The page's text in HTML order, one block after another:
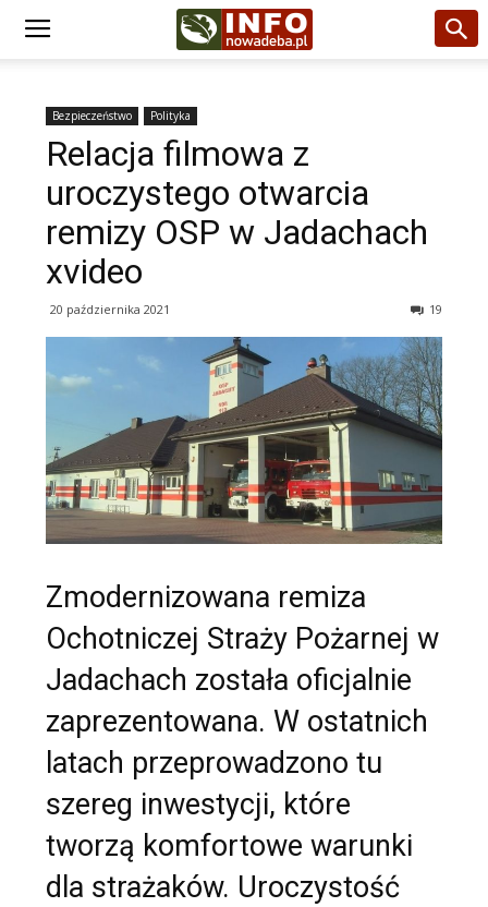
Bezpieczeństwo Polityka
Relacja filmowa z
uroczystego otwarcia
remizy OSP w Jadachach
xvideo
20 października 2021 19
Zmodernizowana remiza
Ochotniczej Straży Pożarnej w
Jadachach została oficjalnie
zaprezentowana. W ostatnich
latach przeprowadzono tu
szereg inwestycji, które
tworzą komfortowe warunki
dla strażaków. Uroczystość